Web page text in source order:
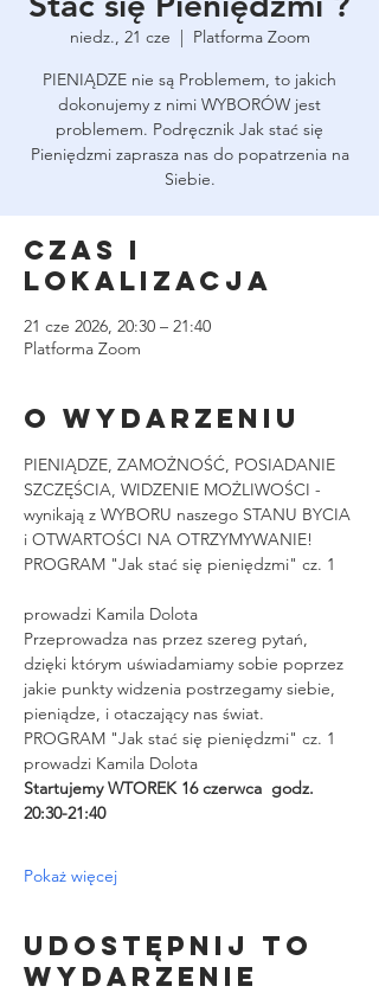
niedz., 21 cze
  |
Platforma Zoom
PIENIĄDZE nie są Problemem, to jakich
dokonujemy z nimi WYBORÓW jest
problemem. Podręcznik Jak stać się
Pieniędzmi zaprasza nas do popatrzenia na
Siebie.
Czas i
lokalizacja
21 cze 2026, 20:30 – 21:40
Platforma Zoom
O wydarzeniu
PIENIĄDZE, ZAMOŻNOŚĆ, POSIADANIE
SZCZĘŚCIA, WIDZENIE MOŻLIWOŚCI -
wynikają z WYBORU naszego STANU BYCIA
i OTWARTOŚCI NA OTRZYMYWANIE!
PROGRAM "Jak stać się pieniędzmi" cz. 1
prowadzi Kamila Dolota
Przeprowadza nas przez szereg pytań,
dzięki którym uświadamiamy sobie poprzez
jakie punkty widzenia postrzegamy siebie,
pieniądze, i otaczający nas świat.
PROGRAM "Jak stać się pieniędzmi" cz. 1
prowadzi Kamila Dolota
Startujemy WTOREK 16 czerwca  godz.
20:30-21:40
Pokaż więcej
Udostępnij to
wydarzenie